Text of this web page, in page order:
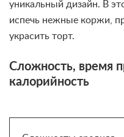
уникальный дизайн. В
испечь нежные коржи,
украсить торт.
Сложность, время
калорийность